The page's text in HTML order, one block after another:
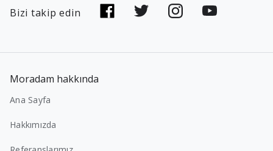
Bizi takip edin
Moradam hakkında
Ana Sayfa
Hakkımızda